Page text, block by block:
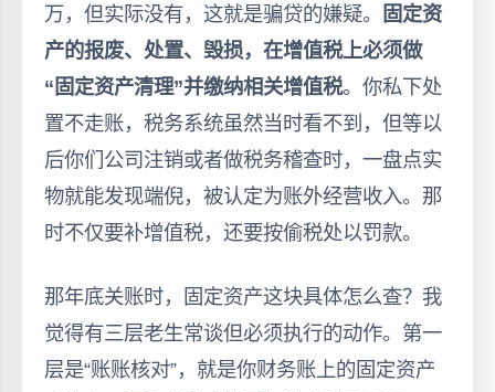
万，但实际没有，这就是骗贷的嫌疑。
固定资
产的报废、处置、毁损，在增值税上必须做
“固定资产清理”并缴纳相关增值税。你私下处
置不走账，税务系统虽然当时看不到，但等以
后你们公司注销或者做税务稽查时，一盘点实
物就能发现端倪，被认定为账外经营收入。那
时不仅要补增值税，还要按偷税处以罚款。
那年底关账时，固定资产这块具体怎么查？我
觉得有三层老生常谈但必须执行的动作。第一
层是“账账核对”，就是你财务账上的固定资产